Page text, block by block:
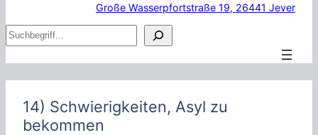
Große Wasserpfortstraße 19, 26441 Jever
S
u
c
14) Schwierigkeiten, Asyl zu
bekommen